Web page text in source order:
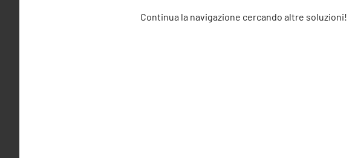
Continua la navigazione cercando altre soluzioni!